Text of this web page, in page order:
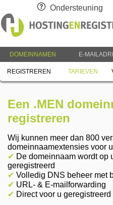
Ondersteuning
DOMEINNAMEN E-
REGISTREREN TARIEVEN
Een .MEN
registreren
Wij kunnen meer dan 800
domeinnaamextensies voor
✔ De domeinnaam wordt op
geregistreerd
✔ Volledig DNS beheer met
✔ URL- & E-mailforwarding
✔ Direct voor u geregistreerd